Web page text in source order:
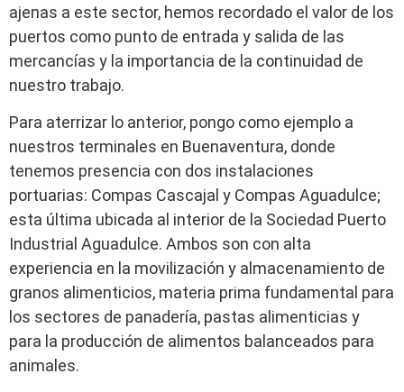
ajenas a este sector, hemos recordado el valor de los
puertos como punto de entrada y salida de las
mercancías y la importancia de la continuidad de
nuestro trabajo.
Para aterrizar lo anterior, pongo como ejemplo a
nuestros terminales en Buenaventura, donde
tenemos presencia con dos instalaciones
portuarias: Compas Cascajal y Compas Aguadulce;
esta última ubicada al interior de la Sociedad Puerto
Industrial Aguadulce. Ambos son con alta
experiencia en la movilización y almacenamiento de
granos alimenticios, materia prima fundamental para
los sectores de panadería, pastas alimenticias y
para la producción de alimentos balanceados para
animales.